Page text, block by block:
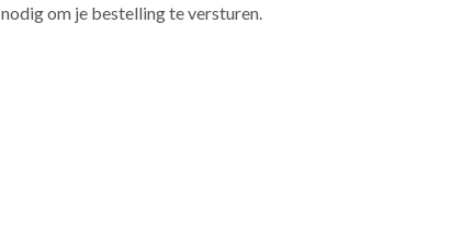
om je bestelling te versturen.